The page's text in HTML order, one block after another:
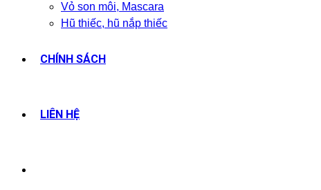
Vỏ son môi, Mascara
Hũ thiếc, hũ nắp thiếc
CHÍNH SÁCH
LIÊN HỆ